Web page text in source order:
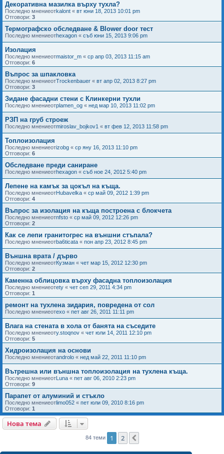
Декоративна мазилка върху тухла?
Последно мнениеотkalont « вт юни 18, 2013 10:01 pm
Отговори: 3
Термографско обследване & Blower door тест
Последно мнениеотhexagon « съб юни 15, 2013 9:06 pm
Изолация
Последно мнениеотmaistor_m « ср апр 03, 2013 11:15 am
Отговори: 6
Въпрос за шпакловка
Последно мнениеотTrockenbauer « вт апр 02, 2013 8:27 pm
Отговори: 3
Зидане фасадни стени с Клинкерни тухли
Последно мнениеотplamen_og « нед мар 10, 2013 11:02 pm
РЗП на груб строеж
Последно мнениеотmiroslav_bojkov1 « вт фев 12, 2013 11:58 pm
Топлоизолация
Последно мнениеотizobg « ср яну 16, 2013 11:10 pm
Отговори: 6
Обследване преди саниране
Последно мнениеотhexagon « съб ное 24, 2012 5:40 pm
Лепене на камък за цокъл на къща.
Последно мнениеотHubavelka « ср май 09, 2012 1:39 pm
Отговори: 4
Въпрос за изолация на къща построена с блокчета
Последно мнениеотnfsto « ср май 09, 2012 12:26 pm
Отговори: 2
Как се лепи гранитогрес на външни стъпала?
Последно мнениеотba6ticata « пон апр 23, 2012 8:45 pm
Външна врата / дърво
Последно мнениеотКузман « чет мар 15, 2012 12:30 pm
Отговори: 2
Каменна облицовка върху фасадна топлоизолация
Последно мнениеотety « чет сеп 29, 2011 4:34 pm
Отговори: 1
ремонт на тухлена зидария, повредена от сол
Последно мнениеотехо « пет авг 26, 2011 11:11 pm
Влага на стената в хола от банята на съседите
Последно мнениеотy.stoqnov « чет юли 14, 2011 12:10 pm
Отговори: 5
Хидроизолация на основи
Последно мнениеотandrolo « нед май 22, 2011 11:10 pm
Вътрешна или външна топлоизолация на тухлена къща.
Последно мнениеотLuna « пет авг 06, 2010 2:23 pm
Отговори: 9
Парапет от алуминий и стъкло
Последно мнениеотlimo052 « пет юли 09, 2010 8:16 pm
Отговори: 1
Нова тема
84 теми 1 2